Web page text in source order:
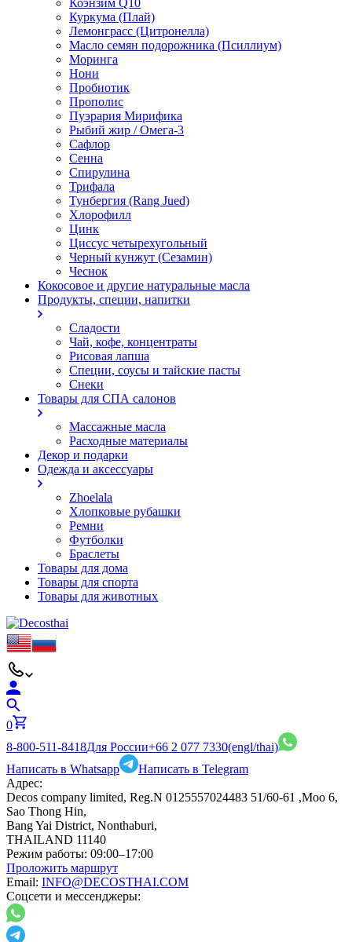
Коэнзим Q10
Куркума (Плай)
Лемонграсс (Цитронелла)
Масло семян подорожника (Псиллиум)
Моринга
Нони
Пробиотик
Прополис
Пуэрария Мирифика
Рыбий жир / Омега-3
Сафлор
Сенна
Спирулина
Трифала
Тунбергия (Rang Jued)
Хлорофилл
Цинк
Циссус четырехугольный
Черный кунжут (Сезамин)
Чеснок
Кокосовое и другие натуральные масла
Продукты, специи, напитки
Сладости
Чай, кофе, концентраты
Рисовая лапша
Специи, соусы и тайские пасты
Снеки
Товары для СПА салонов
Массажные масла
Расходные материалы
Декор и подарки
Одежда и аксессуары
Zhoelala
Хлопковые рубашки
Ремни
Футболки
Браслеты
Товары для дома
Товары для спорта
Товары для животных
0
8-800-511-8418Для России+66 2 077 7330(engl/thai)
Написать в Whatsapp
Написать в Telegram
Адрес:
Decos company limited, Reg.N 0125557024483 51/60-61 ,Moo 6,
Sao Thong Hin,
Bang Yai District, Nonthaburi,
THAILAND 11140
Режим работы: 09:00–17:00
Проложить маршрут
Email: INFO@DECOSTHAI.COM
Соцсети и мессенджеры: